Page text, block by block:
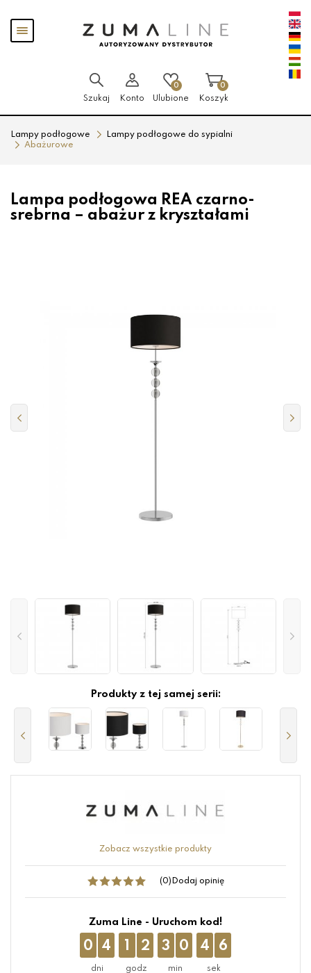
Pokaż
menu
Szukaj Konto
0
Ulubione
0
Koszyk
Lampy podłogowe
Lampy podłogowe do sypialni
Abażurowe
Lampa podłogowa REA czarno-
srebrna – abażur z kryształami
Produkty z tej samej serii:
Zobacz wszystkie produkty
(0) Dodaj opinię
Zuma Line - Uruchom kod!
0 4 1 2 3 0 4 5